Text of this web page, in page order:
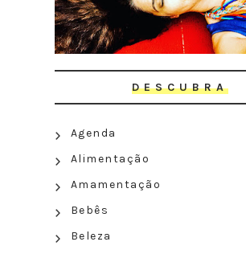
DESCUBRA
Agenda
Alimentação
Amamentação
Bebês
Beleza